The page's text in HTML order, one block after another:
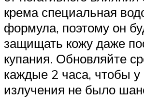
крема специальная
формула, поэтому он
защищать кожу даже
купания. Обновляйте
каждые 2 часа, чтобы у
излучения не было